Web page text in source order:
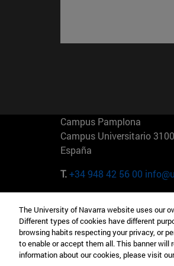
Campus Pamplona
Campus Universitario
España
T.+34 948 42 56 00
Camino del Cerro Águila 3
Madrid España
T.+34 912 11 30 00
The University of Navarra website uses our
Different types of cookies have different
browsing habits respecting your privacy, or
to enable or accept them all. This banner
information about our cookies, please visit